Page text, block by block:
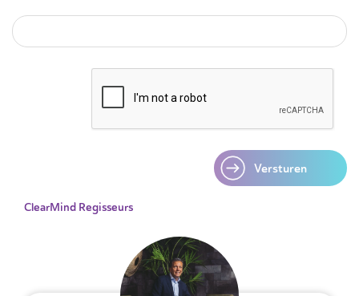
Versturen
ClearMind Regisseurs